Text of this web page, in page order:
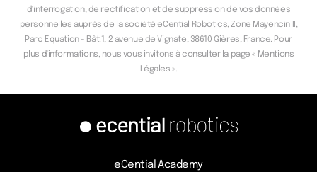
d'interrogation, de rectification et de suppression de vos données
personnelles auprès de la société eCential Robotics, Zone Mayencin II,
Parc Equation - Bât.1, 2 avenue de Vignate, 38610 Gières, France. Pour
plus d'informations, nous vous invitons à consulter la page « Mentions
Légales ».
eCential Academy